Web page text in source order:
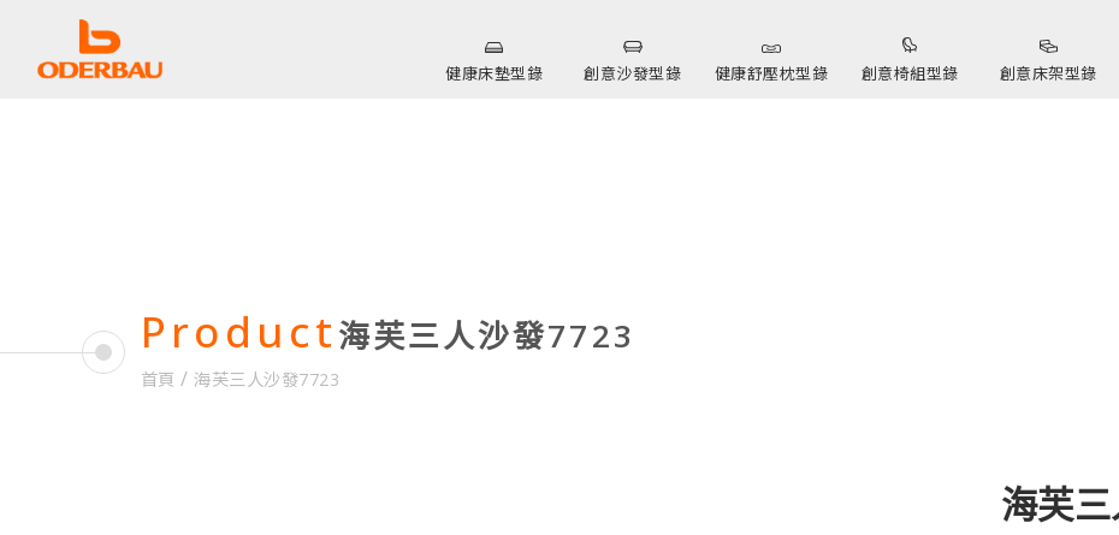
健康床墊型錄 創意沙發型錄 健康舒壓枕型錄 創意椅組型錄 創意床架型錄
Product海芙三人沙發7723
首頁/ 海芙三人沙發7723
海芙